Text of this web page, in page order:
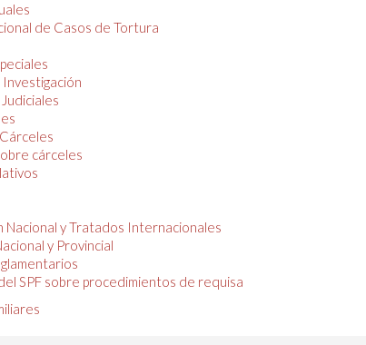
de Casos de Tortura
cárceles
Nacional y Tratados Internacionales
y Provincial
SPF sobre procedimientos de requisa